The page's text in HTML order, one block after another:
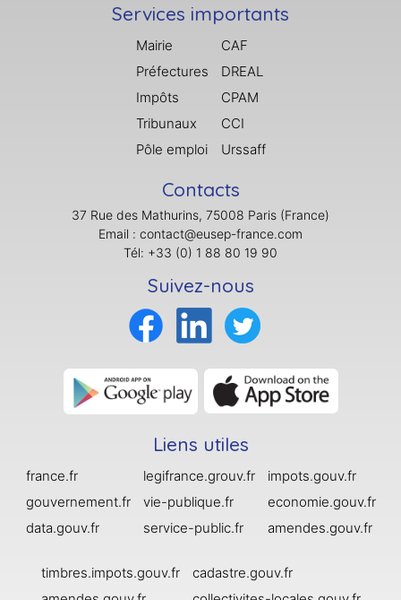
Services importants
Mairie
Préfectures
Impôts
Tribunaux
Pôle emploi
CAF
DREAL
CPAM
CCI
Urssaff
Contacts
37 Rue des Mathurins, 75008 Paris (France)
Email : contact@eusep-france.com
Tél: +33 (0) 1 88 80 19 90
Suivez-nous
Liens utiles
france.fr
gouvernement.fr
data.gouv.fr
legifrance.grouv.fr
vie-publique.fr
service-public.fr
impots.gouv.fr
economie.gouv.fr
amendes.gouv.fr
timbres.impots.gouv.fr
cadastre.gouv.fr